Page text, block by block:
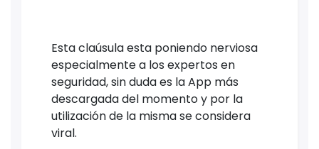
Esta claúsula esta poniendo nerviosa
especialmente a los expertos en
seguridad, sin duda es la App más
descargada del momento y por la
utilización de la misma se considera
viral.